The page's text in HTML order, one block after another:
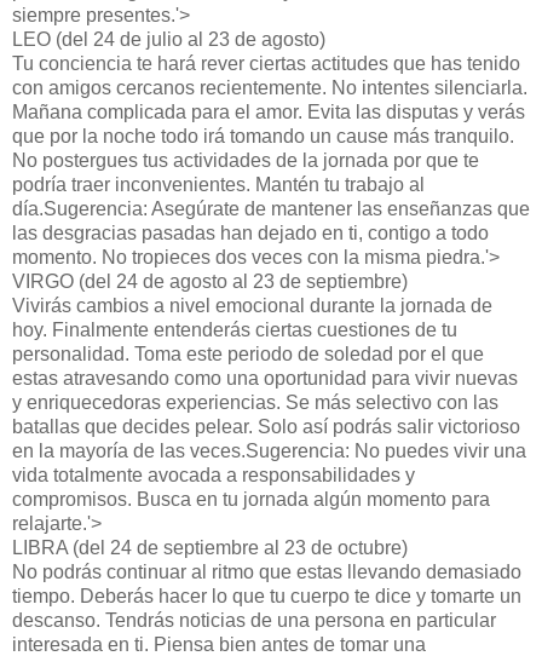
siempre presentes.'>
LEO (del 24 de julio al 23 de agosto)
Tu conciencia te hará rever ciertas actitudes que has tenido
con amigos cercanos recientemente. No intentes silenciarla.
Mañana complicada para el amor. Evita las disputas y verás
que por la noche todo irá tomando un cause más tranquilo.
No postergues tus actividades de la jornada por que te
podría traer inconvenientes. Mantén tu trabajo al
día.Sugerencia: Asegúrate de mantener las enseñanzas que
las desgracias pasadas han dejado en ti, contigo a todo
momento. No tropieces dos veces con la misma piedra.'>
VIRGO (del 24 de agosto al 23 de septiembre)
Vivirás cambios a nivel emocional durante la jornada de
hoy. Finalmente entenderás ciertas cuestiones de tu
personalidad. Toma este periodo de soledad por el que
estas atravesando como una oportunidad para vivir nuevas
y enriquecedoras experiencias. Se más selectivo con las
batallas que decides pelear. Solo así podrás salir victorioso
en la mayoría de las veces.Sugerencia: No puedes vivir una
vida totalmente avocada a responsabilidades y
compromisos. Busca en tu jornada algún momento para
relajarte.'>
LIBRA (del 24 de septiembre al 23 de octubre)
No podrás continuar al ritmo que estas llevando demasiado
tiempo. Deberás hacer lo que tu cuerpo te dice y tomarte un
descanso. Tendrás noticias de una persona en particular
interesada en ti. Piensa bien antes de tomar una